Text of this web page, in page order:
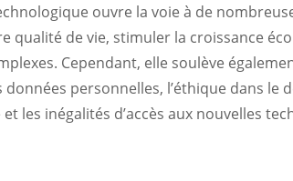
ouvre la voie à de
qualité de vie, stimuler la croissance
Cependant, elle soulève
personnelles, l’éthique dans le
les inégalités d’accès aux nouvelles